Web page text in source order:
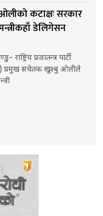
कटाक्षः सरकार
डेलिगेसन
राष्ट्रिय प्रजातन्त्र पार्टी
प्रमुख सचेतक खुश्बु ओलीले